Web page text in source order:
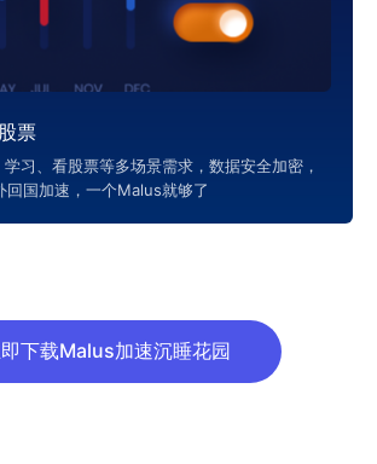
票
习、看股票等多场景需求，数据安全加密，
回国加速，一个Malus就够了
下载Malus加速沉睡花园